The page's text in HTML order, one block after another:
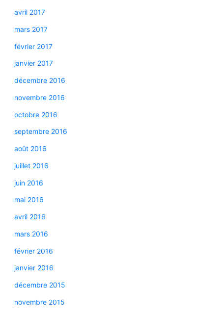
avril 2017
mars 2017
février 2017
janvier 2017
décembre 2016
novembre 2016
octobre 2016
septembre 2016
août 2016
juillet 2016
juin 2016
mai 2016
avril 2016
mars 2016
février 2016
janvier 2016
décembre 2015
novembre 2015